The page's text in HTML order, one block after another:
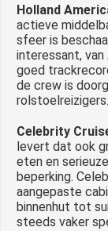
Holland
actieve
sfeer is
interessant,
goed
de crew is
rolstoelreizigers.
Celebrity
levert dat ook
eten en
beperking.
aangepaste
binnenhut tot
steeds vaker